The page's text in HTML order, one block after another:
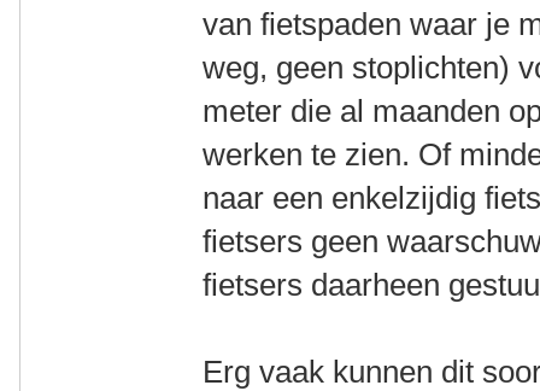
van fietspaden waar je
weg, geen stoplichten)
meter die al maanden
werken te zien. Of
naar een enkelzijdig
fietsers geen
fietsers daarheen
Erg vaak kunnen dit